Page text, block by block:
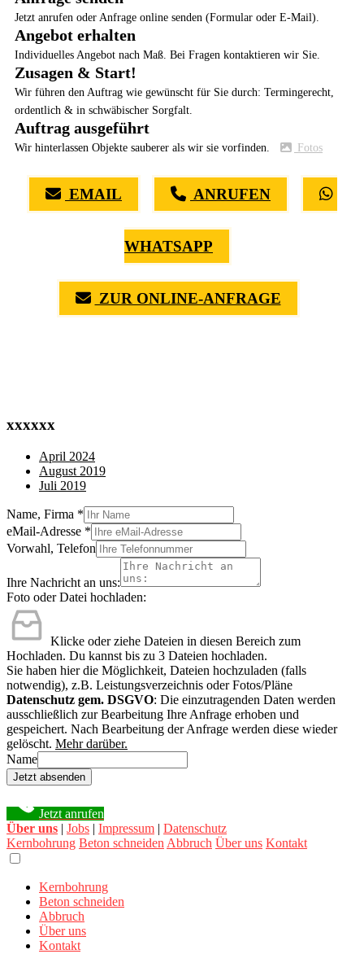
Jetzt anrufen oder Anfrage online senden (Formular oder E-Mail).
Angebot erhalten
Individuelles Angebot nach Maß. Bei Fragen kontaktieren wir Sie.
Zusagen & Start!
Wir führen den Auftrag wie gewünscht für Sie durch: Termingerecht,
ordentlich & in schwäbischer Sorgfalt.
Auftrag ausgeführt
Wir hinterlassen Objekte sauberer als wir sie vorfinden. Fotos
EMAIL ANRUFEN
WHATSAPP
ZUR ONLINE-ANFRAGE
xxxxxx
April 2024
August 2019
Juli 2019
Name, Firma *
eMail-Adresse *
Vorwahl, Telefon
Ihre Nachricht an uns:
Foto oder Datei hochladen:
Klicke oder ziehe Dateien in diesen Bereich zum
Hochladen. Du kannst bis zu 3 Dateien hochladen.
Sie haben hier die Möglichkeit, Dateien hochzuladen (falls
notwendig), z.B. Leistungsverzeichnis oder Fotos/Pläne
Datenschutz gem. DSGVO: Die einzutragenden Daten werden
ausschließlich zur Bearbeitung Ihre Anfrage erhoben und
gespeichert. Nach Bearbeitung der Anfrage werden diese wieder
gelöscht. Mehr darüber.
Name
Jetzt absenden
Jetzt anrufen
Über uns | Jobs | Impressum | Datenschutz
Kernbohrung Beton schneiden Abbruch Über uns Kontakt
Kernbohrung
Beton schneiden
Abbruch
Über uns
Kontakt